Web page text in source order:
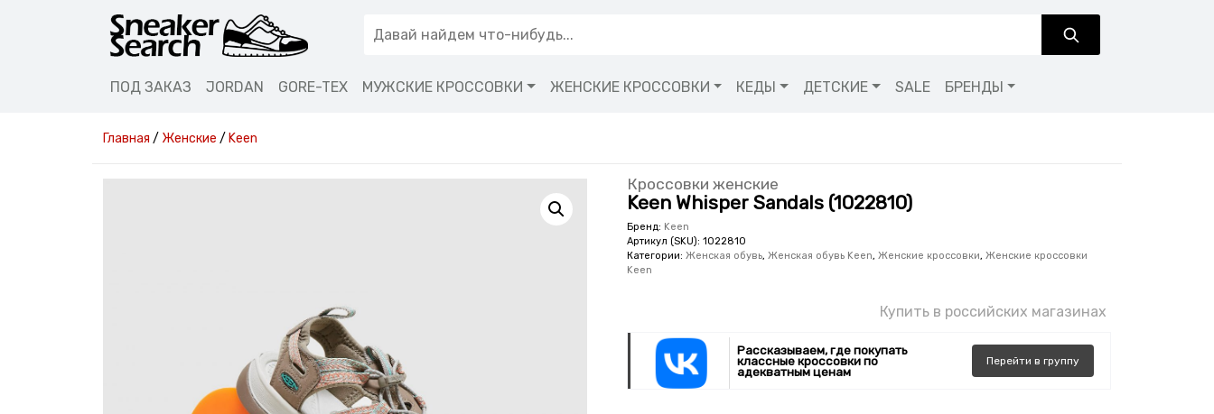
ПОД ЗАКАЗ JORDAN GORE-TEX МУЖСКИЕ КРОССОВКИ ЖЕНСКИЕ КРОССОВКИ КЕДЫ ДЕТСКИЕ SALE БРЕНДЫ
Главная / Женские / Keen
Кроссовки женские
Keen Whisper Sandals (1022810)
Бренд: Keen
Артикул (SKU):1022810
Категории:Женская обувь,Женская обувь Keen,Женские кроссовки,Женские кроссовки
Keen
Купить в российских магазинах
Рассказываем, где покупать
классные кроссовки по
адекватным ценам
Перейти в группу